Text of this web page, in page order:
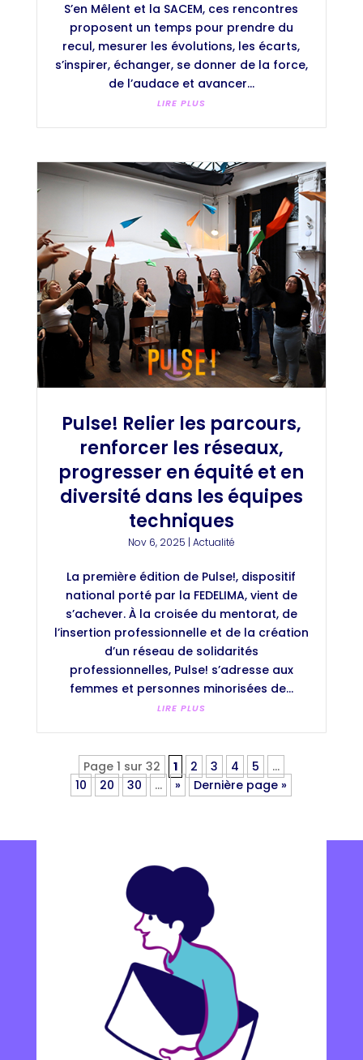
S’en Mêlent et la SACEM, ces rencontres
proposent un temps pour prendre du
recul, mesurer les évolutions, les écarts,
s’inspirer, échanger, se donner de la force,
de l’audace et avancer...
LIRE PLUS
Pulse! Relier les parcours,
renforcer les réseaux,
progresser en équité et en
diversité dans les équipes
techniques
Nov 6, 2025 | Actualité
La première édition de Pulse!, dispositif
national porté par la FEDELIMA, vient de
s’achever. À la croisée du mentorat, de
l’insertion professionnelle et de la création
d’un réseau de solidarités
professionnelles, Pulse! s’adresse aux
femmes et personnes minorisées de...
LIRE PLUS
Page 1 sur 32 1 2 3 4 5
…
10
20 30 … » Dernière page »